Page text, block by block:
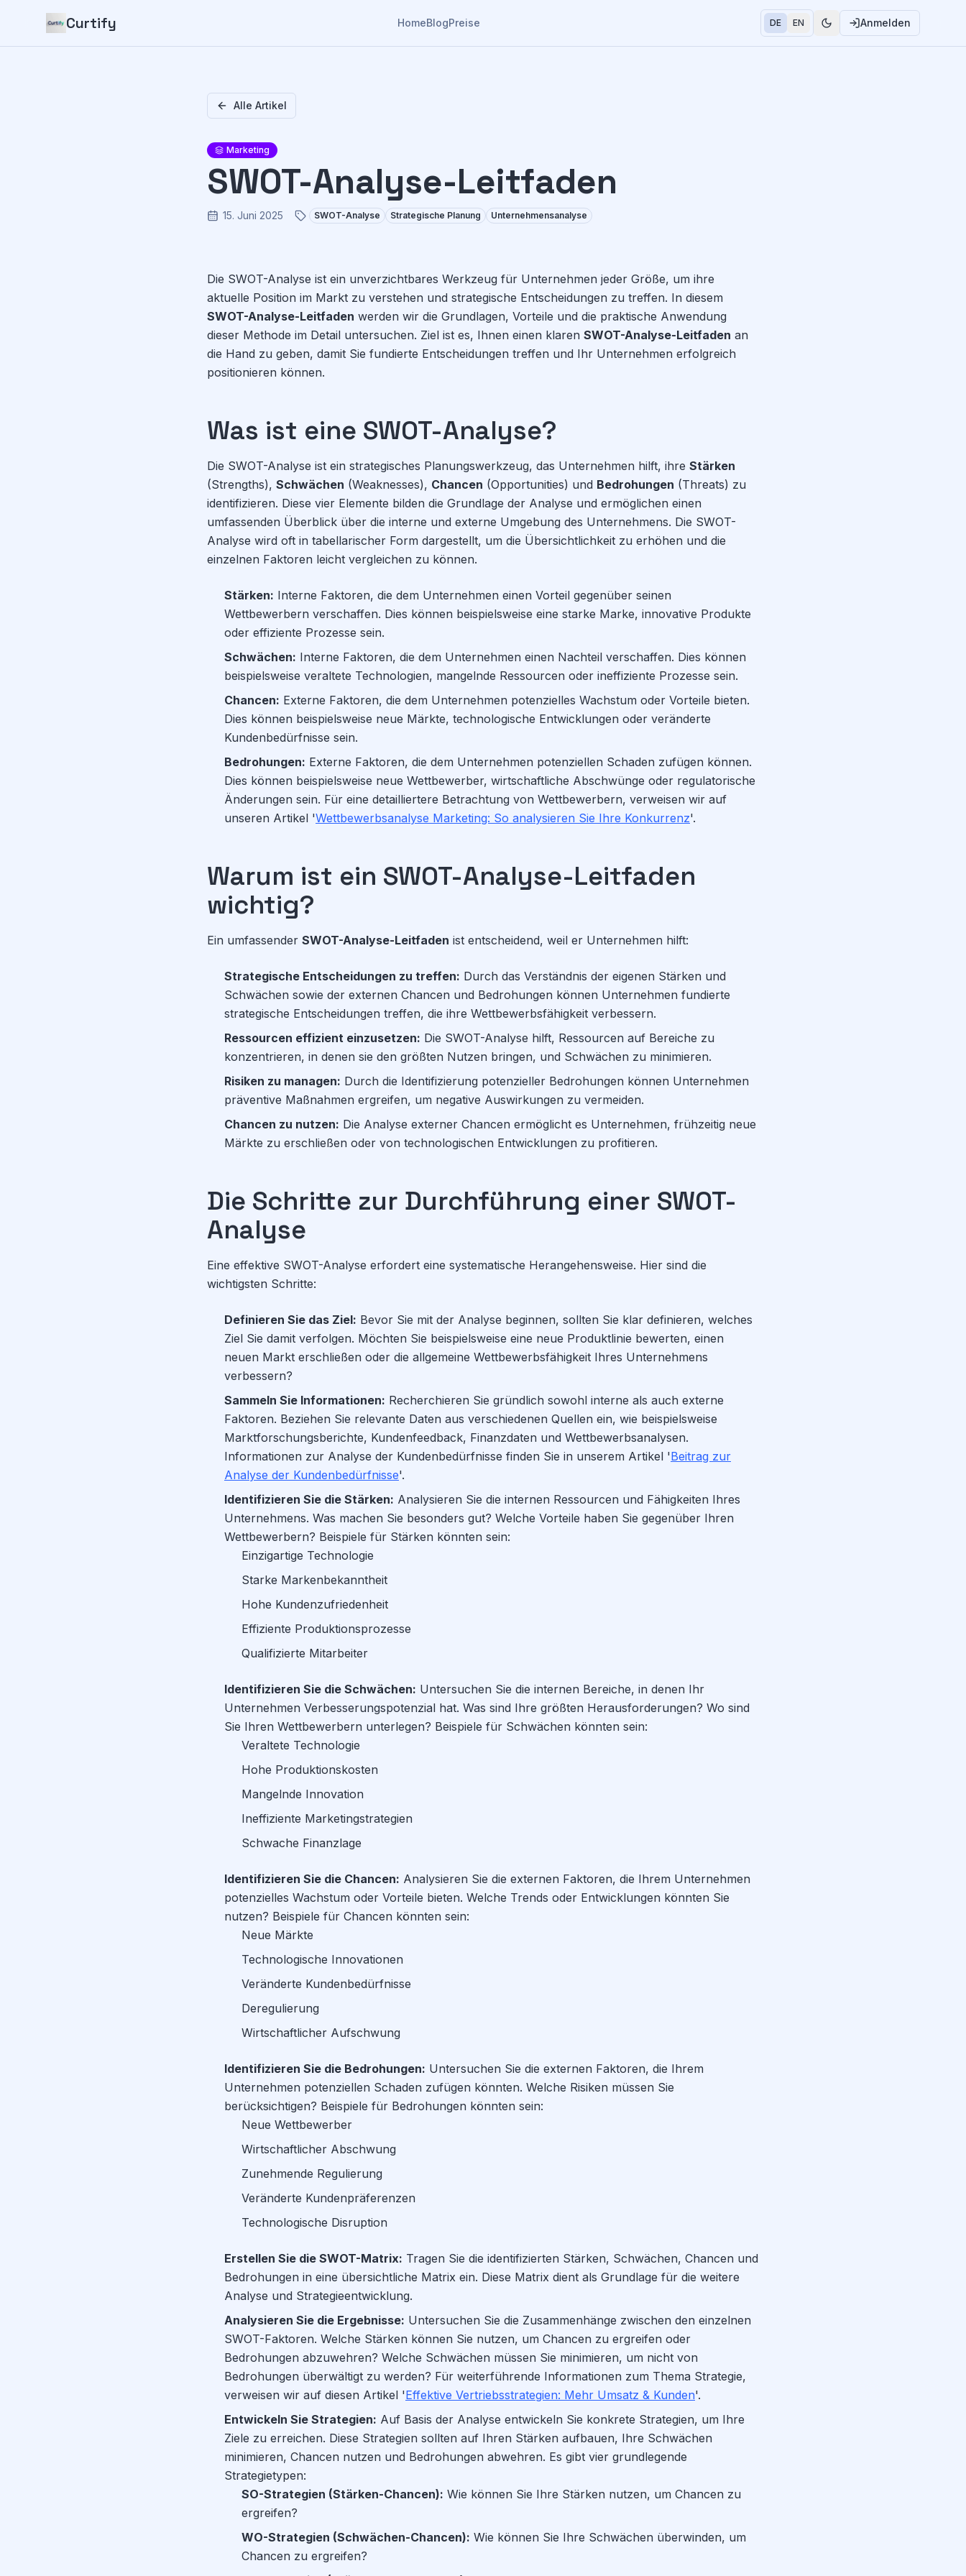
Curtify HomeBlogPreise DE EN Anmelden
Alle Artikel
Marketing
SWOT-Analyse-Leitfaden
15. Juni 2025 SWOT-Analyse Strategische Planung Unternehmensanalyse
Die SWOT-Analyse ist ein unverzichtbares Werkzeug für Unternehmen jeder Größe, um ihre
aktuelle Position im Markt zu verstehen und strategische Entscheidungen zu treffen. In diesem
SWOT-Analyse-Leitfaden werden wir die Grundlagen, Vorteile und die praktische Anwendung
dieser Methode im Detail untersuchen. Ziel ist es, Ihnen einen klaren SWOT-Analyse-Leitfaden an
die Hand zu geben, damit Sie fundierte Entscheidungen treffen und Ihr Unternehmen erfolgreich
positionieren können.
Was ist eine SWOT-Analyse?
Die SWOT-Analyse ist ein strategisches Planungswerkzeug, das Unternehmen hilft, ihre Stärken
(Strengths), Schwächen (Weaknesses), Chancen (Opportunities) und Bedrohungen (Threats) zu
identifizieren. Diese vier Elemente bilden die Grundlage der Analyse und ermöglichen einen
umfassenden Überblick über die interne und externe Umgebung des Unternehmens. Die SWOT-
Analyse wird oft in tabellarischer Form dargestellt, um die Übersichtlichkeit zu erhöhen und die
einzelnen Faktoren leicht vergleichen zu können.
Stärken: Interne Faktoren, die dem Unternehmen einen Vorteil gegenüber seinen
Wettbewerbern verschaffen. Dies können beispielsweise eine starke Marke, innovative Produkte
oder effiziente Prozesse sein.
Schwächen: Interne Faktoren, die dem Unternehmen einen Nachteil verschaffen. Dies können
beispielsweise veraltete Technologien, mangelnde Ressourcen oder ineffiziente Prozesse sein.
Chancen: Externe Faktoren, die dem Unternehmen potenzielles Wachstum oder Vorteile bieten.
Dies können beispielsweise neue Märkte, technologische Entwicklungen oder veränderte
Kundenbedürfnisse sein.
Bedrohungen: Externe Faktoren, die dem Unternehmen potenziellen Schaden zufügen können.
Dies können beispielsweise neue Wettbewerber, wirtschaftliche Abschwünge oder regulatorische
Änderungen sein. Für eine detailliertere Betrachtung von Wettbewerbern, verweisen wir auf
unseren Artikel 'Wettbewerbsanalyse Marketing: So analysieren Sie Ihre Konkurrenz'.
Warum ist ein SWOT-Analyse-Leitfaden
wichtig?
Ein umfassender SWOT-Analyse-Leitfaden ist entscheidend, weil er Unternehmen hilft:
Strategische Entscheidungen zu treffen: Durch das Verständnis der eigenen Stärken und
Schwächen sowie der externen Chancen und Bedrohungen können Unternehmen fundierte
strategische Entscheidungen treffen, die ihre Wettbewerbsfähigkeit verbessern.
Ressourcen effizient einzusetzen: Die SWOT-Analyse hilft, Ressourcen auf Bereiche zu
konzentrieren, in denen sie den größten Nutzen bringen, und Schwächen zu minimieren.
Risiken zu managen: Durch die Identifizierung potenzieller Bedrohungen können Unternehmen
präventive Maßnahmen ergreifen, um negative Auswirkungen zu vermeiden.
Chancen zu nutzen: Die Analyse externer Chancen ermöglicht es Unternehmen, frühzeitig neue
Märkte zu erschließen oder von technologischen Entwicklungen zu profitieren.
Die Schritte zur Durchführung einer SWOT-
Analyse
Eine effektive SWOT-Analyse erfordert eine systematische Herangehensweise. Hier sind die
wichtigsten Schritte:
Definieren Sie das Ziel: Bevor Sie mit der Analyse beginnen, sollten Sie klar definieren, welches
Ziel Sie damit verfolgen. Möchten Sie beispielsweise eine neue Produktlinie bewerten, einen
neuen Markt erschließen oder die allgemeine Wettbewerbsfähigkeit Ihres Unternehmens
verbessern?
Sammeln Sie Informationen: Recherchieren Sie gründlich sowohl interne als auch externe
Faktoren. Beziehen Sie relevante Daten aus verschiedenen Quellen ein, wie beispielsweise
Marktforschungsberichte, Kundenfeedback, Finanzdaten und Wettbewerbsanalysen.
Informationen zur Analyse der Kundenbedürfnisse finden Sie in unserem Artikel 'Beitrag zur
Analyse der Kundenbedürfnisse'.
Identifizieren Sie die Stärken: Analysieren Sie die internen Ressourcen und Fähigkeiten Ihres
Unternehmens. Was machen Sie besonders gut? Welche Vorteile haben Sie gegenüber Ihren
Wettbewerbern? Beispiele für Stärken könnten sein:
Einzigartige Technologie
Starke Markenbekanntheit
Hohe Kundenzufriedenheit
Effiziente Produktionsprozesse
Qualifizierte Mitarbeiter
Identifizieren Sie die Schwächen: Untersuchen Sie die internen Bereiche, in denen Ihr
Unternehmen Verbesserungspotenzial hat. Was sind Ihre größten Herausforderungen? Wo sind
Sie Ihren Wettbewerbern unterlegen? Beispiele für Schwächen könnten sein:
Veraltete Technologie
Hohe Produktionskosten
Mangelnde Innovation
Ineffiziente Marketingstrategien
Schwache Finanzlage
Identifizieren Sie die Chancen: Analysieren Sie die externen Faktoren, die Ihrem Unternehmen
potenzielles Wachstum oder Vorteile bieten. Welche Trends oder Entwicklungen könnten Sie
nutzen? Beispiele für Chancen könnten sein:
Neue Märkte
Technologische Innovationen
Veränderte Kundenbedürfnisse
Deregulierung
Wirtschaftlicher Aufschwung
Identifizieren Sie die Bedrohungen: Untersuchen Sie die externen Faktoren, die Ihrem
Unternehmen potenziellen Schaden zufügen könnten. Welche Risiken müssen Sie
berücksichtigen? Beispiele für Bedrohungen könnten sein:
Neue Wettbewerber
Wirtschaftlicher Abschwung
Zunehmende Regulierung
Veränderte Kundenpräferenzen
Technologische Disruption
Erstellen Sie die SWOT-Matrix: Tragen Sie die identifizierten Stärken, Schwächen, Chancen und
Bedrohungen in eine übersichtliche Matrix ein. Diese Matrix dient als Grundlage für die weitere
Analyse und Strategieentwicklung.
Analysieren Sie die Ergebnisse: Untersuchen Sie die Zusammenhänge zwischen den einzelnen
SWOT-Faktoren. Welche Stärken können Sie nutzen, um Chancen zu ergreifen oder
Bedrohungen abzuwehren? Welche Schwächen müssen Sie minimieren, um nicht von
Bedrohungen überwältigt zu werden? Für weiterführende Informationen zum Thema Strategie,
verweisen wir auf diesen Artikel 'Effektive Vertriebsstrategien: Mehr Umsatz & Kunden'.
Entwickeln Sie Strategien: Auf Basis der Analyse entwickeln Sie konkrete Strategien, um Ihre
Ziele zu erreichen. Diese Strategien sollten auf Ihren Stärken aufbauen, Ihre Schwächen
minimieren, Chancen nutzen und Bedrohungen abwehren. Es gibt vier grundlegende
Strategietypen:
SO-Strategien (Stärken-Chancen): Wie können Sie Ihre Stärken nutzen, um Chancen zu
ergreifen?
WO-Strategien (Schwächen-Chancen): Wie können Sie Ihre Schwächen überwinden, um
Chancen zu ergreifen?